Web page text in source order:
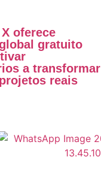
oferece
gratuito
a transformar
reais